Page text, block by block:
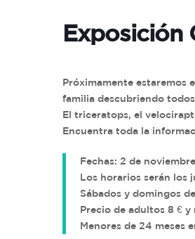
Exposición
Próximamente estaremos
familia descubriendo
El triceratops, el
Encuentra toda la
Fechas: 2 de
Los horarios serán los
Sábados y domingos
Precio de adultos 8 € y
Menores de 24 meses